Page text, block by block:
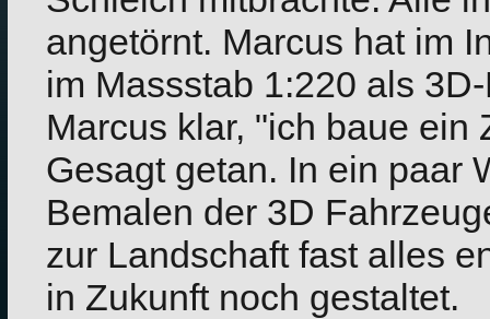
angetörnt. Marcus hat im
im Massstab 1:220 als
Marcus klar, "ich baue ein
Gesagt getan. In ein paar
Bemalen der 3D
zur Landschaft fast alles
in Zukunft noch gestaltet.